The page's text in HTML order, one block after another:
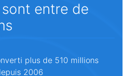
entre de
plus de 510 millions
2006